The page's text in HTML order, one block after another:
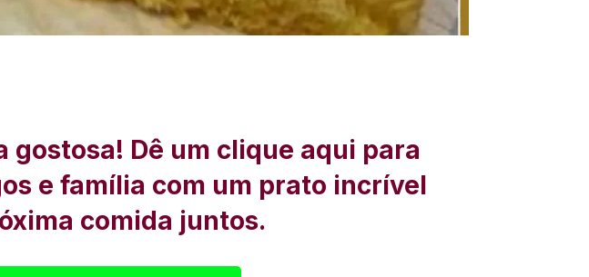
Dê um clique aqui para
e família com um prato incrível
comida juntos.